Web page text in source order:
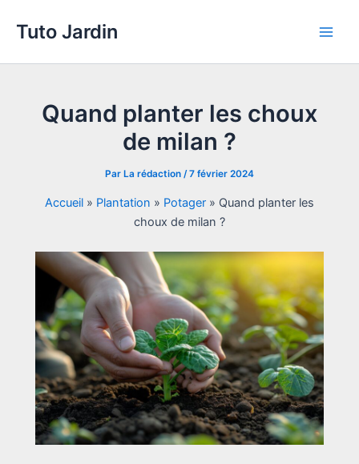
Tuto Jardin
Quand planter les choux
de milan ?
Par La rédaction /7 février 2024
Accueil » Plantation » Potager » Quand planter les
choux de milan ?